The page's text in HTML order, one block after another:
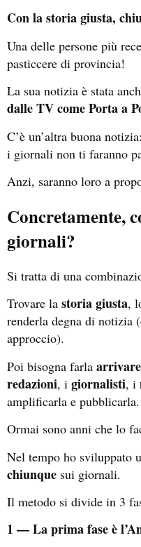
Con la storia giusta,
Una delle persone più
pasticcere di provincia!
La sua notizia è stata
dalle TV come Porta a
C’è un’altra buona
i giornali non ti faranno
Anzi, saranno loro a
Concretamente,
giornali?
Si tratta di una
Trovare la storia giusta,
renderla degna di notizia
approccio).
Poi bisogna farla
redazioni, i giornalisti, i
amplificarla e pubblicarla.
Ormai sono anni che lo
Nel tempo ho sviluppato
chiunque sui giornali.
Il metodo si divide in 3
1 — La prima fase è